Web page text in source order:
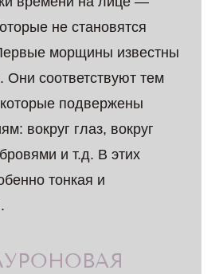
не становятся
морщины известны
Они соответствуют тем
подвержены
вокруг глаз, вокруг
и т.д. В этих
тонкая и